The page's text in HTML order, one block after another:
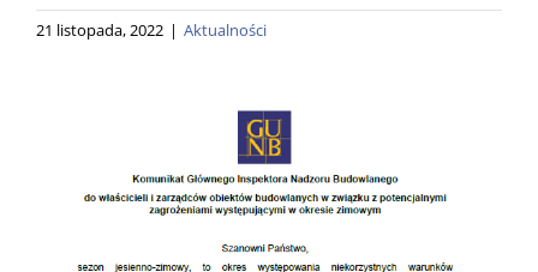
21 listopada, 2022 | Aktualności